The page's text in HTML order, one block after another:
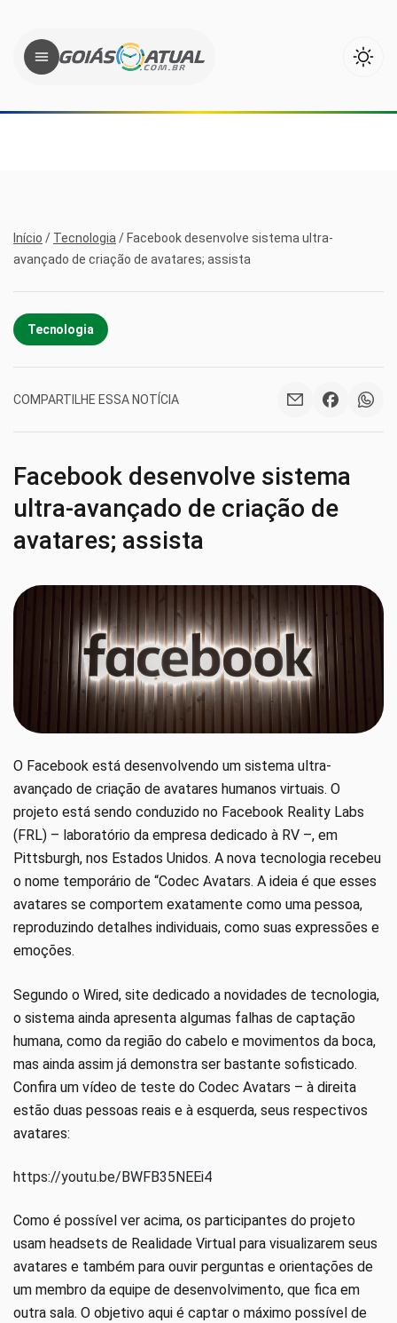
Início / Tecnologia / Facebook desenvolve sistema ultra-
avançado de criação de avatares; assista
Tecnologia
COMPARTILHE ESSA NOTÍCIA
Facebook desenvolve sistema
ultra-avançado de criação de
avatares; assista
O Facebook está desenvolvendo um sistema ultra-
avançado de criação de avatares humanos virtuais. O
projeto está sendo conduzido no Facebook Reality Labs
(FRL) – laboratório da empresa dedicado à RV –, em
Pittsburgh, nos Estados Unidos. A nova tecnologia recebeu
o nome temporário de “Codec Avatars. A ideia é que esses
avatares se comportem exatamente como uma pessoa,
reproduzindo detalhes individuais, como suas expressões e
emoções.
Segundo o Wired, site dedicado a novidades de tecnologia,
o sistema ainda apresenta algumas falhas de captação
humana, como da região do cabelo e movimentos da boca,
mas ainda assim já demonstra ser bastante sofisticado.
Confira um vídeo de teste do Codec Avatars – à direita
estão duas pessoas reais e à esquerda, seus respectivos
avatares:
https://youtu.be/BWFB35NEEi4
Como é possível ver acima, os participantes do projeto
usam headsets de Realidade Virtual para visualizarem seus
avatares e também para ouvir perguntas e orientações de
um membro da equipe de desenvolvimento, que fica em
outra sala. O objetivo aqui é captar o máximo possível de